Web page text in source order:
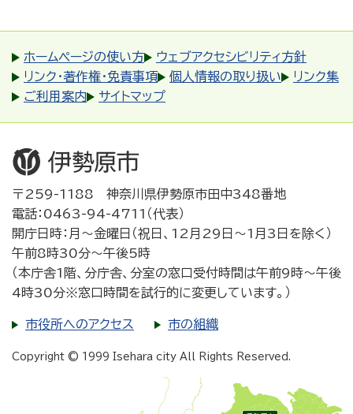
ホームページの使い方
ウェブアクセシビリティ方針
リンク・著作権・免責事項
個人情報の取り扱い
リンク集
ご利用案内
サイトマップ
〒259-1188 神奈川県伊勢原市田中348番地
電話：0463-94-4711（代表）
開庁日時：月～金曜日（祝日、12月29日～1月3日を除く）
午前8時30分～午後5時
（本庁舎1階、分庁舎、分室の窓口受付時間は午前9時～午後
4時30分※窓口時間を試行的に変更しています。）
市役所へのアクセス 市の組織
Copyright © 1999 Isehara city All Rights Reserved.